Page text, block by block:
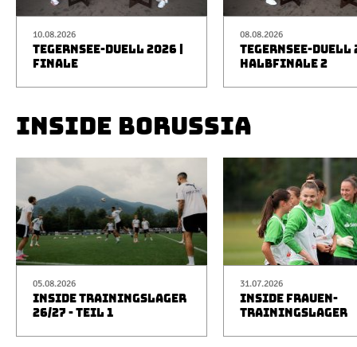
10.08.2026
TEGERNSEE-DUELL 2026 |
FINALE
08.08.2026
TEGERNSEE-DUELL
HALBFINALE 2
INSIDE BORUSSIA
05.08.2026
INSIDE TRAININGSLAGER
26/27 - TEIL 1
31.07.2026
INSIDE FRAUEN-
TRAININGSLAGER